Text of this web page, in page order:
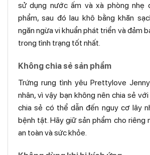
sử dụng nước ấm và xà phòng nhẹ
phẩm, sau đó lau khô bằng khăn
ngăn ngừa vi khuẩn phát triển và đảm
trong tình trạng tốt nhất.
Không chia sẻ sản phẩm
Trứng rung tình yêu Prettylove
nhân, vì vậy bạn không nên chia sẻ
chia sẻ có thể dẫn đến nguy cơ lây
bệnh tật. Hãy giữ sản phẩm cho riêng
an toàn và sức khỏe.